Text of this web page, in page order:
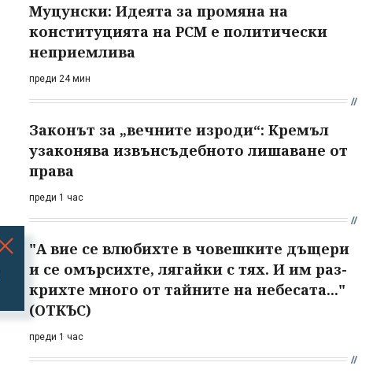
Муцунски: Идеята за промяна на
конституцията на РСМ е политически
неприемлива
преди 24 мин
Законът за „вечните изроди“: Кремъл
узаконява извънсъдебното лишаване от
права
преди 1 час
"А вие се влюбихте в чо­вешките дъщери
и се омърсихте, лягайки с тях. И им раз­
крихте много от тайните на небесата..."
(ОТКЪС)
преди 1 час